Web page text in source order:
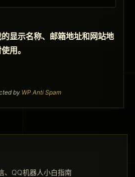
显示名称、邮箱地址和网站地
用。
by WP Anti Spam
、QQ机器人小白指南